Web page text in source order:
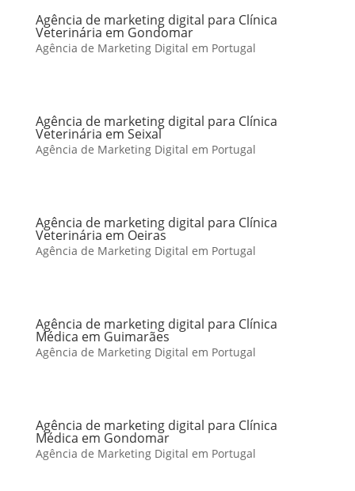
Agência de marketing digital para Clínica
Veterinária em Gondomar
Agência de Marketing Digital em Portugal
Agência de marketing digital para Clínica
Veterinária em Seixal
Agência de Marketing Digital em Portugal
Agência de marketing digital para Clínica
Veterinária em Oeiras
Agência de Marketing Digital em Portugal
Agência de marketing digital para Clínica
Médica em Guimarães
Agência de Marketing Digital em Portugal
Agência de marketing digital para Clínica
Médica em Gondomar
Agência de Marketing Digital em Portugal